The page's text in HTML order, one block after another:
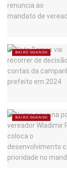
BAIXO GUANDU
BAIXO GUANDU